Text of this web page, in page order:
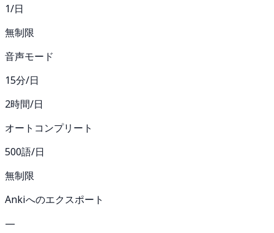
1/日
無制限
音声モード
15分/日
2時間/日
オートコンプリート
500語/日
無制限
Ankiへのエクスポート
—